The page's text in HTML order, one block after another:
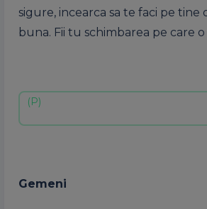
sigure, incearca sa te faci pe tine
buna. Fii tu schimbarea pe care
Gemeni